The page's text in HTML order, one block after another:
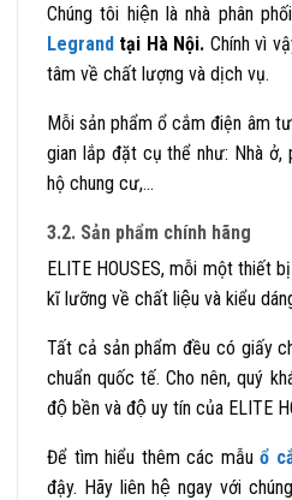
Chúng tôi hiện là nhà phân
Legrand tại Hà Nội. Chính vì
tâm về chất lượng và dịch vụ.
Mỗi sản phẩm ổ cắm điện âm
gian lắp đặt cụ thể như: Nhà ở,
hộ chung cư,…
3.2. Sản phẩm chính hãng
ELITE HOUSES, mỗi một thiết
kĩ lưỡng về chất liệu và kiểu
Tất cả sản phẩm đều có giấy
chuẩn quốc tế. Cho nên, quý
độ bền và độ uy tín của ELITE
Để tìm hiểu thêm các mẫu ổ
đậy. Hãy liên hệ ngay với